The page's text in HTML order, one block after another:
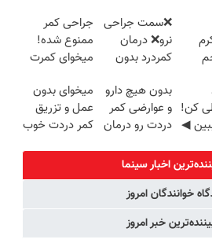
❌سمت جراحی
نرو❌ درمان
کمردرد بدون
جراحی کمر
ممنوع شده!
میخوای کمرت
درمان کنی؟
((پرسش‌نامه))
کن!
◀
بدون هیچ دارو
و عوارضی کمر
دردت رو درمان
(پرسش‌نامه)
میخوای بدون
عمل و تزریق
کمر دردت خوب
پرکن
اخبار سینما
خوانندگان امروز
خبر امروز